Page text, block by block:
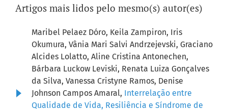
Artigos mais lidos pelo mesmo(s) autor(es)
Maribel Pelaez Dóro, Keila Zampiron, Iris
Okumura, Vânia Mari Salvi Andrzejevski, Graciano
Alcides Lolatto, Aline Cristina Antonechen,
Bárbara Luckow Leviski, Renata Luiza Gonçalves
da Silva, Vanessa Cristyne Ramos, Denise
Johnson Campos Amaral, Interrelação entre
Qualidade de Vida, Resiliência e Síndrome de